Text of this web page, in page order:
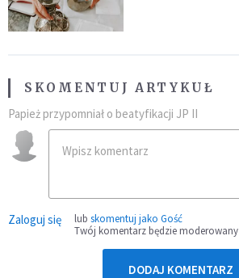
SKOMENTUJ ARTYKUŁ
Papież przypomniał o beatyfikacji JP II
Zaloguj się lub skomentuj jako Gość
Twój komentarz będzie moderowany
DODAJ KOMENTARZ